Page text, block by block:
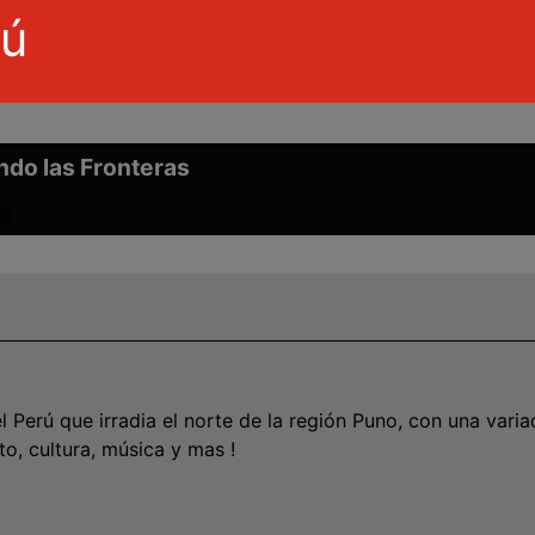
las Fronteras
Perú que irradia el norte de la región Puno, con una
cultura, música y mas !